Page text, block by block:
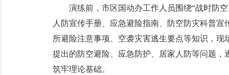
演练前，市区国动办工作人员围绕“战时防
人防宣传手册、应急避险指南、防空防灾科普
所避险注意事项、空袭灾害逃生要点等知识，
提出的防空避险、应急防护、居家人防等问题
筑牢理论基础。